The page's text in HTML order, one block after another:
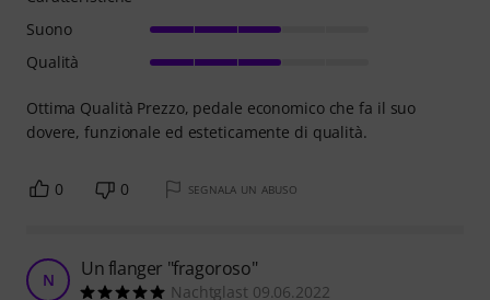
Ottima Qualità Prezzo, pedale economico che fa il suo
dovere, funzionale ed esteticamente di qualità.
Suono
Qualità
0 0 SEGNALA UN ABUSO
N Un flanger "fragoroso"
Nachtglast 09.06.2022